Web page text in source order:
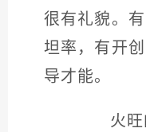
很有礼貌。
坦率，有开
导才能。
火旺的